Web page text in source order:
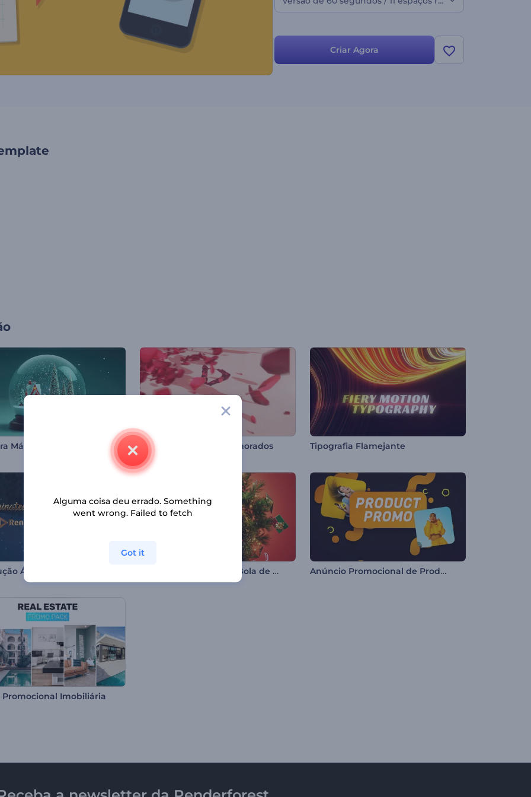
Criar Agora
Abridor do Dia dos Namorados Tipografia Flamejante
Introdução Festiva da Bola de Natal Anúncio Promocional de Produto e Varejo
Promocional Imobiliária
Alguma coisa deu errado. Something
went wrong. Failed to fetch
Got it